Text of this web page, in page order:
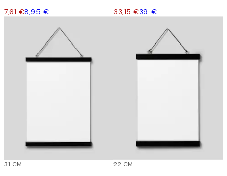
7,61 €8,95 € 33,15 €39 €
31 CM 22 CM